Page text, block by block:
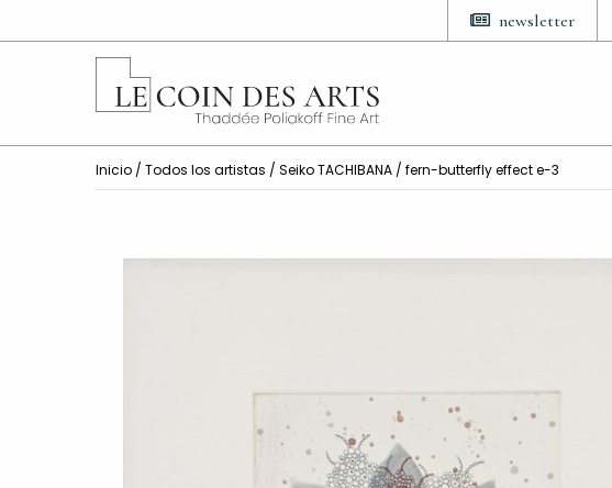
newsletter
Inicio / Todos los artistas / Seiko TACHIBANA / fern-butterfly effect e-3